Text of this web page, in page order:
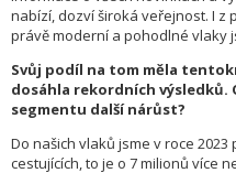
nabízí, dozví široká veřejnost. I z
právě moderní a pohodlné vlaky
Svůj podíl na tom měla
dosáhla rekordních
segmentu další nárůst?
Do našich vlaků jsme v roce
cestujících, to je o 7 milionů více